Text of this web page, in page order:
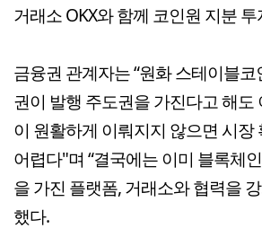
거래소 OKX와 함께 코인원 지분
금융권 관계자는 “원화 스테이블
권이 발행 주도권을 가진다고 해도
이 원활하게 이뤄지지 않으면 시장
어렵다"며 “결국에는 이미 블록체
을 가진 플랫폼, 거래소와 협력을
했다.